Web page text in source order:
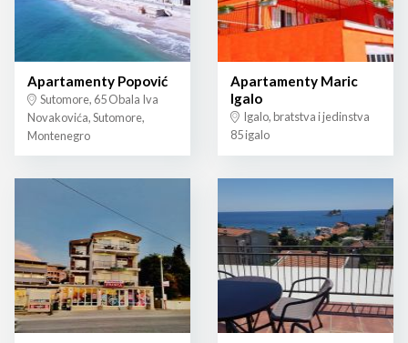
Apartamenty Popović
Sutomore, 65 Obala Iva
Novakovića, Sutomore,
Montenegro
Apartamenty Maric
Igalo
Igalo, bratstva i jedinstva
85 igalo